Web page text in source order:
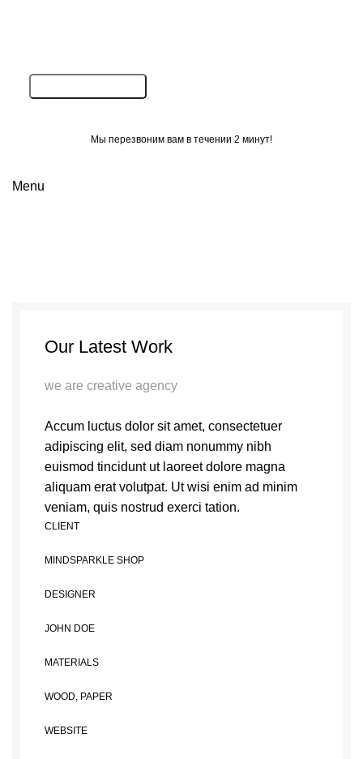
Мы перезвоним вам в течении 2 минут!
Menu
Our Latest Work
we are creative agency
Accum luctus dolor sit amet, consectetuer
adipiscing elit, sed diam nonummy nibh
euismod tincidunt ut laoreet dolore magna
aliquam erat volutpat. Ut wisi enim ad minim
veniam, quis nostrud exerci tation.
CLIENT
MINDSPARKLE SHOP
DESIGNER
JOHN DOE
MATERIALS
WOOD, PAPER
WEBSITE